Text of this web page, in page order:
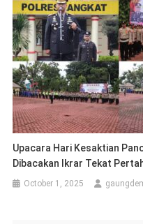
Upacara Hari Kesaktian
Dibacakan Ikrar Tekat
October 1, 2025